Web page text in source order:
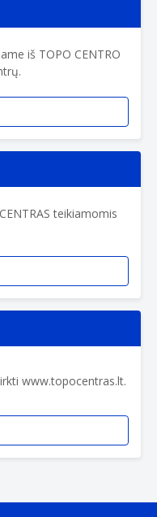
iš TOPO CENTRO
teikiamomis
www.topocentras.lt.